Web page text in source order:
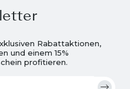
Rabattaktionen,
und einem 15%
profitieren.